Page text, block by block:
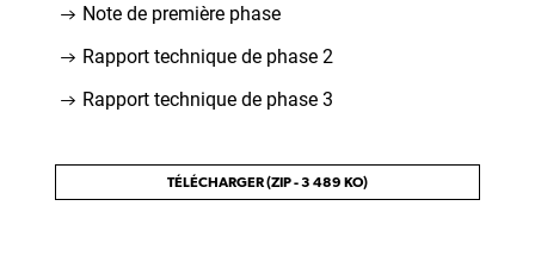
Note de première phase
Rapport technique de phase 2
Rapport technique de phase 3
TÉLÉCHARGER (ZIP - 3 489 KO)